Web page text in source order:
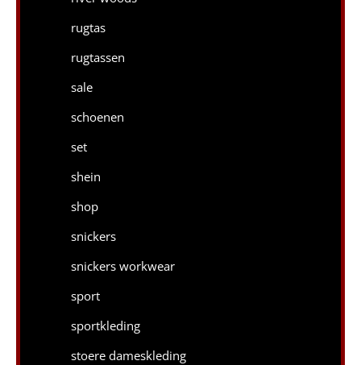
rugtas
rugtassen
sale
schoenen
set
shein
shop
snickers
snickers workwear
sport
sportkleding
stoere dameskleding